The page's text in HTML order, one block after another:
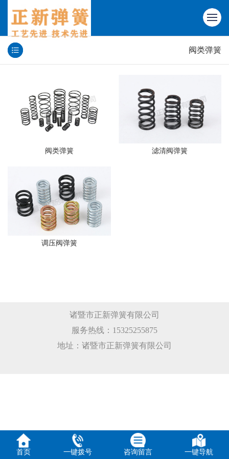
阀类弹簧
阀类弹簧 滤清阀弹簧
调压阀弹簧
诸暨市正新弹簧有限公司
服务热线：15325255875
地址：诸暨市正新弹簧有限公司
首页 一键拨号 咨询留言 一键导航